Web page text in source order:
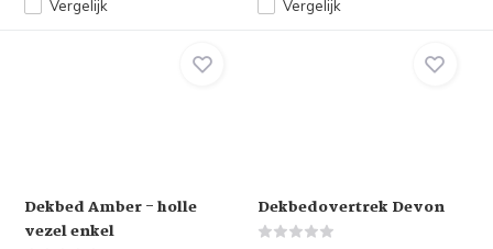
Vergelijk Vergelijk
Dekbed Amber - holle
vezel enkel
Dekbedovertrek Devon